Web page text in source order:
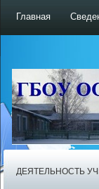
Главная
ДЕЯТЕЛЬНОСТЬ